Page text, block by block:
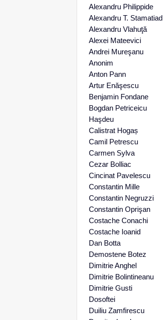
Alexandru Philippide
Alexandru T. Stamatiad
Alexandru Vlahuţă
Alexei Mateevici
Andrei Mureşanu
Anonim
Anton Pann
Artur Enăşescu
Benjamin Fondane
Bogdan Petriceicu
Haşdeu
Calistrat Hogaș
Camil Petrescu
Carmen Sylva
Cezar Bolliac
Cincinat Pavelescu
Constantin Mille
Constantin Negruzzi
Constantin Oprişan
Costache Conachi
Costache Ioanid
Dan Botta
Demostene Botez
Dimitrie Anghel
Dimitrie Bolintineanu
Dimitrie Gusti
Dosoftei
Duiliu Zamfirescu